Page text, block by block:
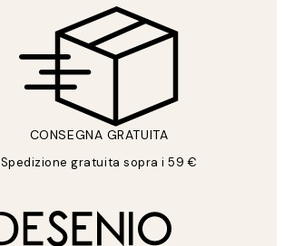
CONSEGNA GRATUITA
Spedizione gratuita sopra i 59 €